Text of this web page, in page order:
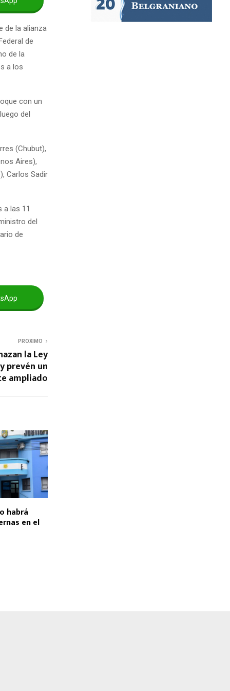
de la alianza
de
de la
a los
con un
del
(Chubut),
Aires),
Carlos Sadir
a las 11
del
de
PROXIMO
la Ley
prevén un
ampliado
habrá
en el